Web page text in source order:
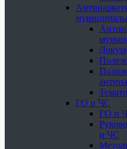
ГО и ЧС
ГО и
и ЧС